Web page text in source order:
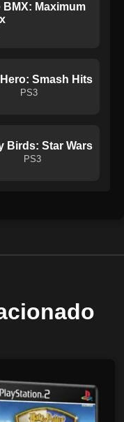
BMX: Maximum
Smash Hits
PS3
Birds: Star Wars
PS3